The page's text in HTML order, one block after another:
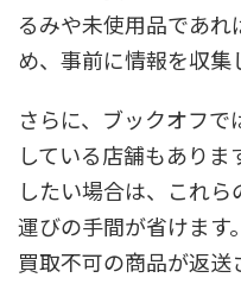
るみや未使用品であ
め、事前に情報を収集
さらに、ブックオフ
している店舗もあり
したい場合は、これ
運びの手間が省けます
買取不可の商品が返